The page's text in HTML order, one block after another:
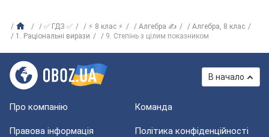
✅ ГДЗ ✅ ⚡ 8 клас ⚡ Алгебра ✍
Алгебра, 8 клас
1. Раціональні вирази
9. Степінь з цілим показником
В начало
Про компанію Команда
Правова інформація Політика конфіденційності